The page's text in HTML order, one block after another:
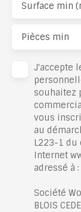
Surface min
Pièces min
J'accepte
souhaitez
vous
au
L223-1
Internet
adressé à :
Société
BLOIS